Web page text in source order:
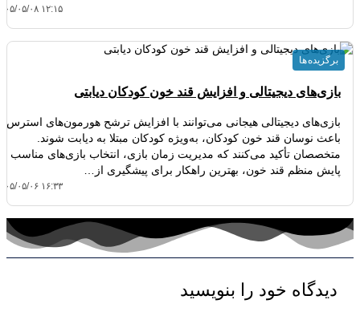
۱۴۰۵/۰۵/۰۸
بازی‌های دیجیتالی و افزایش قند خون کودکان دیابتی
بازی‌های دیجیتالی هیجانی می‌توانند با افزایش ترشح هورمون‌های استرس،
باعث نوسان قند خون کودکان، به‌ویژه کودکان مبتلا به دیابت شوند.
متخصصان تأکید می‌کنند که مدیریت زمان بازی، انتخاب بازی‌های مناسب و
پایش منظم قند خون، بهترین راهکار برای پیشگیری از…
۱۴۰۵/۰۵/۰۶
برگزیده ها
دیدگاه‌ خود را بنویسید